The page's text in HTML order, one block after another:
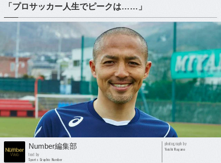
「プロサッカー人生でピークは……」
Number編集部
text by
Sports Graphic Number
photograph by
Yoichi Nagano